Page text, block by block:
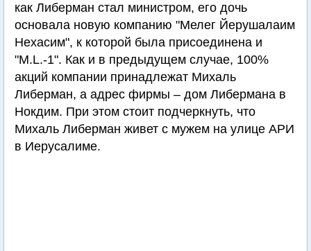
как Либерман стал министром, его дочь
основала новую компанию "Мелег Йерушалаим
Нехасим", к которой была присоединена и
"M.L.-1". Как и в предыдущем случае, 100%
акций компании принадлежат Михаль
Либерман, а адрес фирмы – дом Либермана в
Нокдим. При этом стоит подчеркнуть, что
Михаль Либерман живет с мужем на улице АРИ
в Иерусалиме.